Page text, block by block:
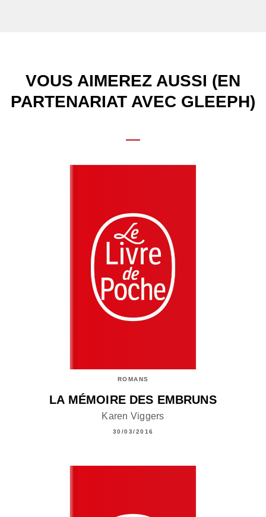
VOUS AIMEREZ AUSSI (EN
PARTENARIAT AVEC GLEEPH)
ROMANS
LA MÉMOIRE DES EMBRUNS
Karen Viggers
30/03/2016